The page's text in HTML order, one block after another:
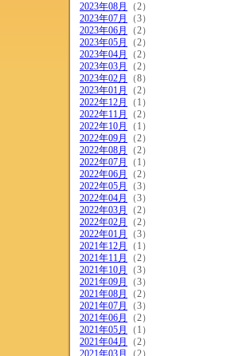
2023年08月
（2）
2023年07月
（3）
2023年06月
（2）
2023年05月
（2）
2023年04月
（2）
2023年03月
（2）
2023年02月
（8）
2023年01月
（2）
2022年12月
（1）
2022年11月
（2）
2022年10月
（1）
2022年09月
（2）
2022年08月
（2）
2022年07月
（1）
2022年06月
（2）
2022年05月
（3）
2022年04月
（3）
2022年03月
（2）
2022年02月
（2）
2022年01月
（3）
2021年12月
（1）
2021年11月
（2）
2021年10月
（3）
2021年09月
（3）
2021年08月
（2）
2021年07月
（3）
2021年06月
（2）
2021年05月
（1）
2021年04月
（2）
2021年03月
（2）